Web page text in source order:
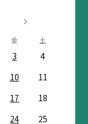
金 土
3
4
10
11
17
18
24
25